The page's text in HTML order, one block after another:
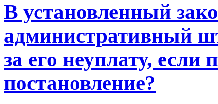
В установленный
административный
за его неуплату, если
постановление?